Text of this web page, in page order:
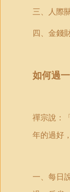
三、人際
四、金錢
如何過
禪宗說：
年的過好
一、每日